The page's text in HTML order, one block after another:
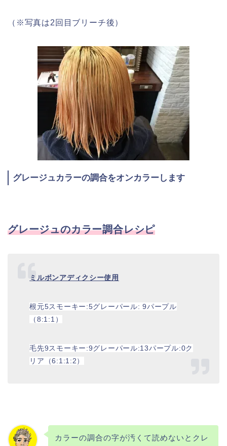
（※写真は2回目ブリーチ後）
グレージュカラーの調合をオンカラーします
グレージュのカラー調合レシピ
ミルボンアディクシー使用
根元5スモーキー:5グレーパール: 9パープル
（8:1:1 ）
毛先9スモーキー:9グレーパール:13パープル:0ク
リア（6:1:1:2）
カラーの調合の字が汚くて読めないとクレ